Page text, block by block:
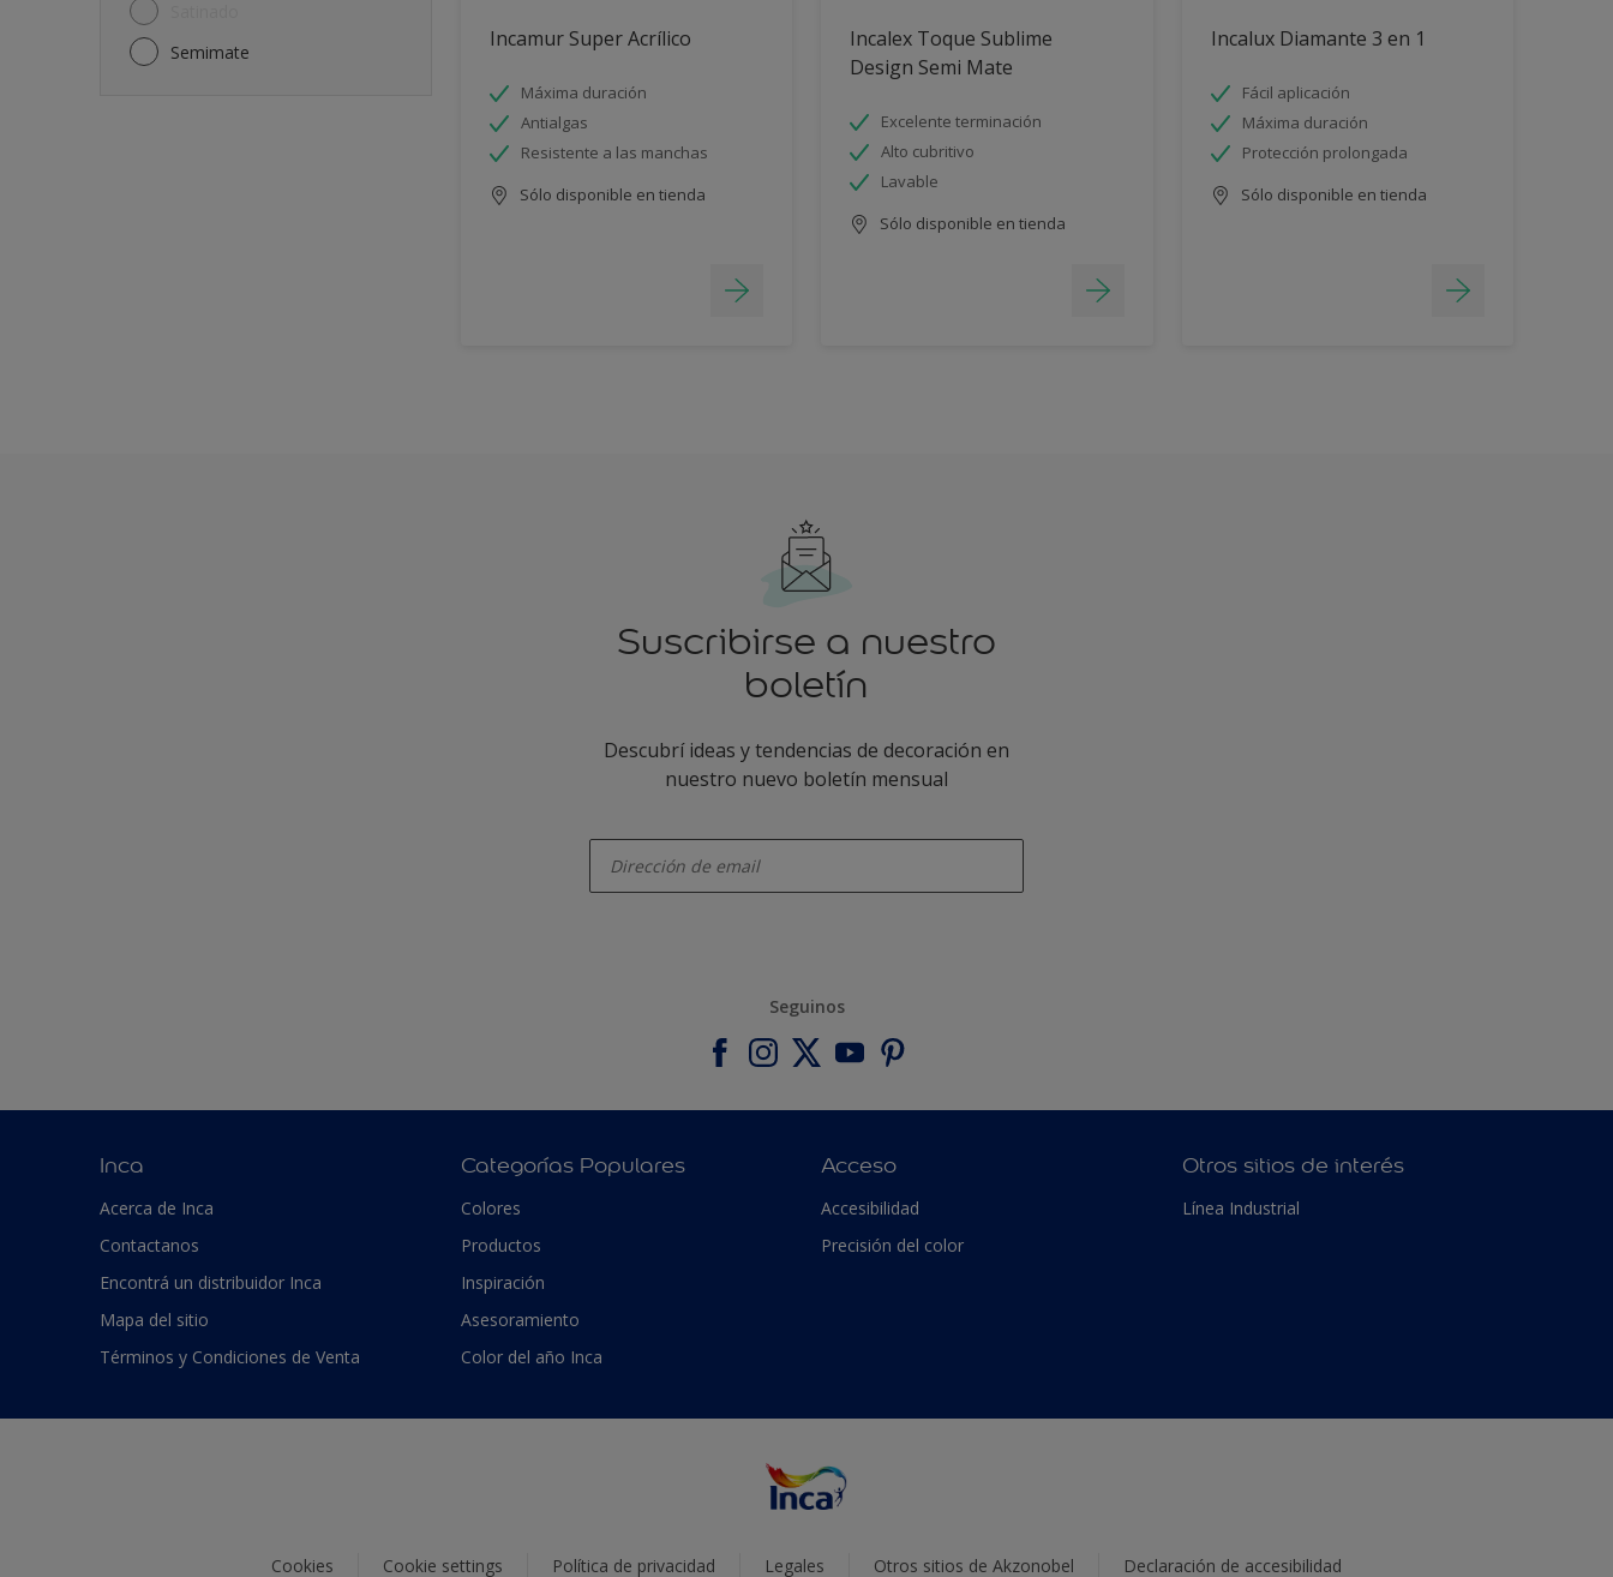
Semimate
Incamur Super Acrílico
Máxima duración
Antialgas
Resistente a las manchas
Sólo disponible en tienda
Incalex Toque Sublime
Design Semi Mate
Excelente terminación
Alto cubritivo
Lavable
Sólo disponible en tienda
Incalux Diamante 3 en 1
Fácil aplicación
Máxima duración
Protección prolongada
Sólo disponible en tienda
Suscribirse a nuestro
boletín
Descubrí ideas y tendencias de decoración en
nuestro nuevo boletín mensual
Seguinos
Inca
Acerca de Inca
Contactanos
Encontrá un distribuidor Inca
Mapa del sitio
Términos y Condiciones de Venta
Categorías Populares
Colores
Productos
Inspiración
Asesoramiento
Color del año Inca
Acceso
Accesibilidad
Precisión del color
Otros sitios de interés
Línea Industrial
Cookies Cookie settings Política de privacidad Legales Otros sitios de Akzonobel Declaración de accesibilidad